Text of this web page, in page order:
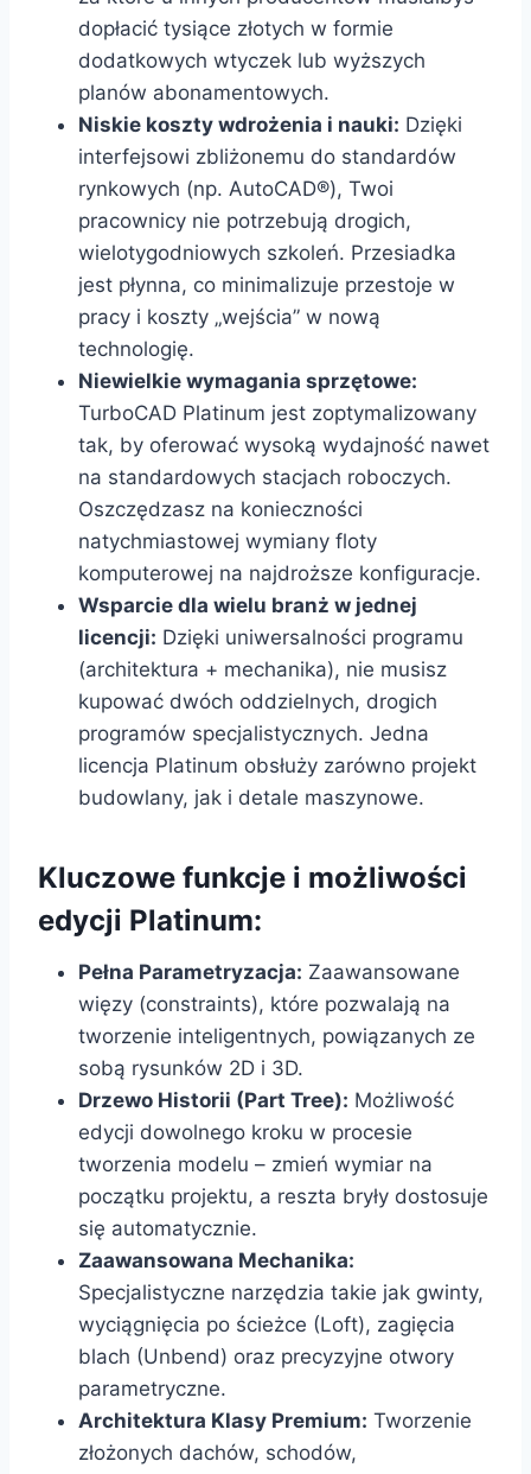
dopłacić tysiące złotych w formie
dodatkowych wtyczek lub wyższych
planów abonamentowych.
Niskie koszty wdrożenia i nauki: Dzięki
interfejsowi zbliżonemu do standardów
rynkowych (np. AutoCAD®), Twoi
pracownicy nie potrzebują drogich,
wielotygodniowych szkoleń. Przesiadka
jest płynna, co minimalizuje przestoje w
pracy i koszty „wejścia” w nową
technologię.
Niewielkie wymagania sprzętowe:
TurboCAD Platinum jest zoptymalizowany
tak, by oferować wysoką wydajność nawet
na standardowych stacjach roboczych.
Oszczędzasz na konieczności
natychmiastowej wymiany floty
komputerowej na najdroższe konfiguracje.
Wsparcie dla wielu branż w jednej
licencji: Dzięki uniwersalności programu
(architektura + mechanika), nie musisz
kupować dwóch oddzielnych, drogich
programów specjalistycznych. Jedna
licencja Platinum obsłuży zarówno projekt
budowlany, jak i detale maszynowe.
Kluczowe funkcje i możliwości
edycji Platinum:
Pełna Parametryzacja: Zaawansowane
więzy (constraints), które pozwalają na
tworzenie inteligentnych, powiązanych ze
sobą rysunków 2D i 3D.
Drzewo Historii (Part Tree): Możliwość
edycji dowolnego kroku w procesie
tworzenia modelu – zmień wymiar na
początku projektu, a reszta bryły dostosuje
się automatycznie.
Zaawansowana Mechanika:
Specjalistyczne narzędzia takie jak gwinty,
wyciągnięcia po ścieżce (Loft), zagięcia
blach (Unbend) oraz precyzyjne otwory
parametryczne.
Architektura Klasy Premium: Tworzenie
złożonych dachów, schodów,